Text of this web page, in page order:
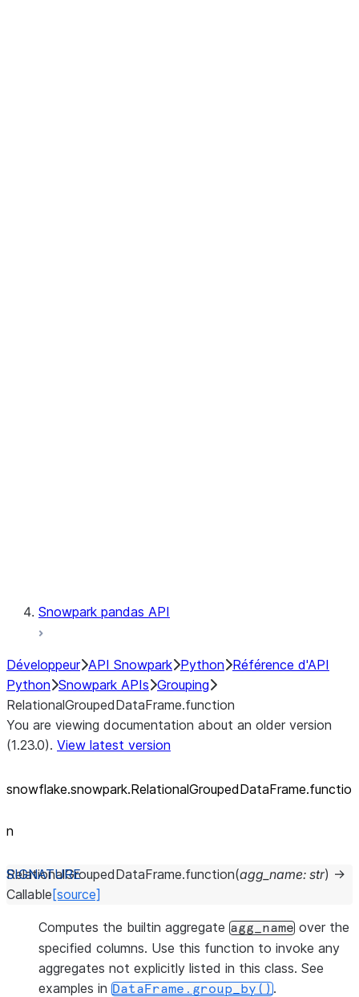
Snowpark pandas API
Développeur API Snowpark Python Référence d'API
Python Snowpark APIs Grouping
RelationalGroupedDataFrame.function
You are viewing documentation about an older version
(1.23.0). View latest version
snowflake.snowpark.RelationalGroupedDataFrame.functio
n
RelationalGroupedDataFrame.function(agg_name: str) →
Callable [source]
Computes the builtin aggregate agg_name over the
specified columns. Use this function to invoke any
aggregates not explicitly listed in this class. See
examples in DataFrame.group_by().